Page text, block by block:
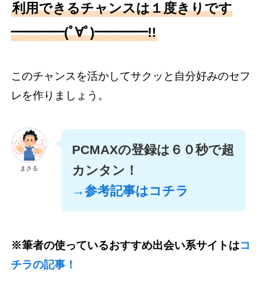
利用できるチャンスは１度きりです
━━━━(ﾟ∀ﾟ)━━━━!!
このチャンスを活かしてサクッと自分好みのセフ
レを作りましょう。
まさる
PCMAXの登録は６０秒で超
カンタン！
→参考記事はコチラ
※筆者の使っているおすすめ出会い系サイトはコ
チラの記事！